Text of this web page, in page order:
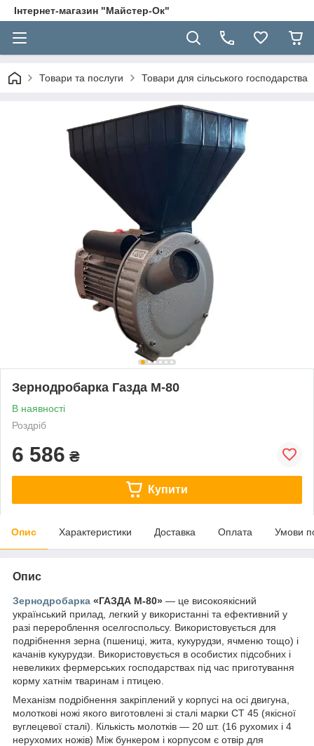
Інтернет-магазин "Майстер-Ок"
Товари та послуги Товари для сільського господарства
Зернодробарка Газда М-80
В наявності
Роздріб
6 586 ₴
Купити
Опис Характеристики Доставка Оплата Умови
Опис
Зернодробарка «ГАЗДА М-80» — це високоякісний
український прилад, легкий у використанні та ефективний у
разі перероблення оселгоспольсу. Використовується для
подрібнення зерна (пшениці, жита, кукурудзи, ячменю тощо) і
качанів кукурудзи. Використовується в особистих підсобних і
невеликих фермерських господарствах під час приготування
корму хатнім тваринам і птицею.
Механізм подрібнення закріплений у корпусі на осі двигуна,
молоткові ножі якого виготовлені зі сталі марки СТ 45 (якісної
вуглецевої сталі). Кількість молотків — 20 шт. (16 рухомих і 4
нерухомих ножів) Між бункером і корпусом є отвір для